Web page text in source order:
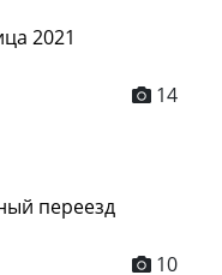
14
10